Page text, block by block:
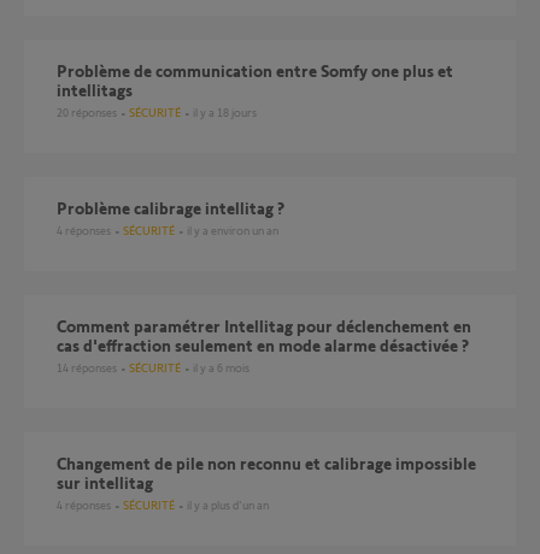
Problème de communication entre Somfy one plus et
intellitags
20 réponses SÉCURITÉ il y a 18 jours
Problème calibrage intellitag ?
4 réponses SÉCURITÉ il y a environ un an
Comment paramétrer Intellitag pour déclenchement en
cas d'effraction seulement en mode alarme désactivée ?
14 réponses SÉCURITÉ il y a 6 mois
Changement de pile non reconnu et calibrage impossible
sur intellitag
4 réponses SÉCURITÉ il y a plus d'un an